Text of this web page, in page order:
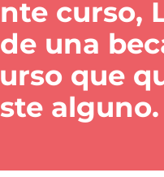
curso,
una
que
alguno.